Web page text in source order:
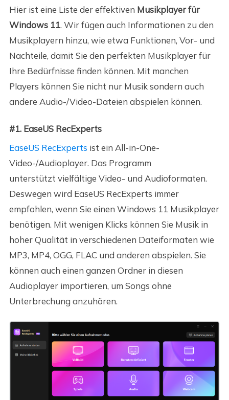
Hier ist eine Liste der effektiven Musikplayer für
Windows 11. Wir fügen auch Informationen zu den
Musikplayern hinzu, wie etwa Funktionen, Vor- und
Nachteile, damit Sie den perfekten Musikplayer für
Ihre Bedürfnisse finden können. Mit manchen
Players können Sie nicht nur Musik sondern auch
andere Audio-/Video-Dateien abspielen können.
#1. EaseUS RecExperts
EaseUS RecExperts ist ein All-in-One-
Video-/Audioplayer. Das Programm
unterstützt vielfältige Video- und Audioformaten.
Deswegen wird EaseUS RecExperts immer
empfohlen, wenn Sie einen Windows 11 Musikplayer
benötigen. Mit wenigen Klicks können Sie Musik in
hoher Qualität in verschiedenen Dateiformaten wie
MP3, MP4, OGG, FLAC und anderen abspielen. Sie
können auch einen ganzen Ordner in diesen
Audioplayer importieren, um Songs ohne
Unterbrechung anzuhören.